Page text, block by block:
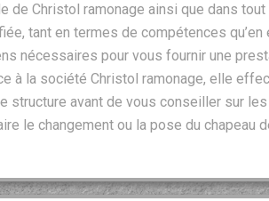
de Christol ramonage ainsi que dans tout
tant en termes de compétences qu’en
nécessaires pour vous fournir une
à la société Christol ramonage, elle
structure avant de vous conseiller sur
le changement ou la pose du chapeau